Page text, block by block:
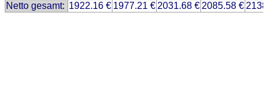
Netto gesamt: 1922.16 € 1977.21 € 2031.68 € 2085.58 €